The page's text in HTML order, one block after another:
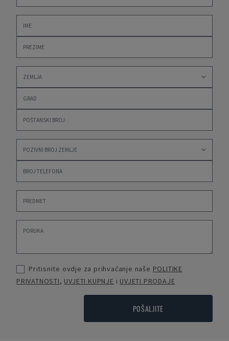
Pritisnite ovdje za prihvaćanje naše POLITIKE
PRIVATNOSTI, UVJETI KUPNJE i UVJETI PRODAJE
POŠALJITE